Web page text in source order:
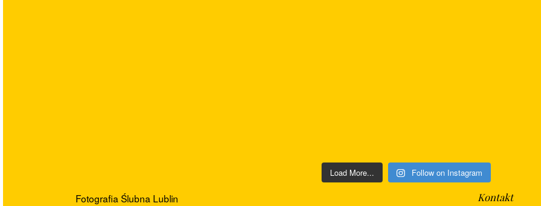
Load More... Follow on Instagram
Fotografia Ślubna Lublin Kontakt